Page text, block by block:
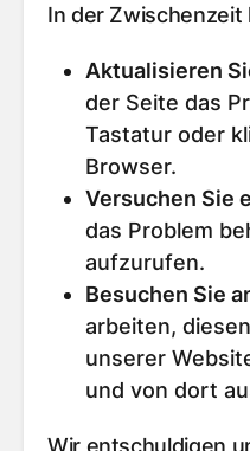
In der Zwischenzeit
Aktualisieren
der Seite das
Tastatur oder
Browser.
Versuchen Sie
das Problem
aufzurufen.
Besuchen Sie
arbeiten,
unserer
und von dort
Wir entschuldigen